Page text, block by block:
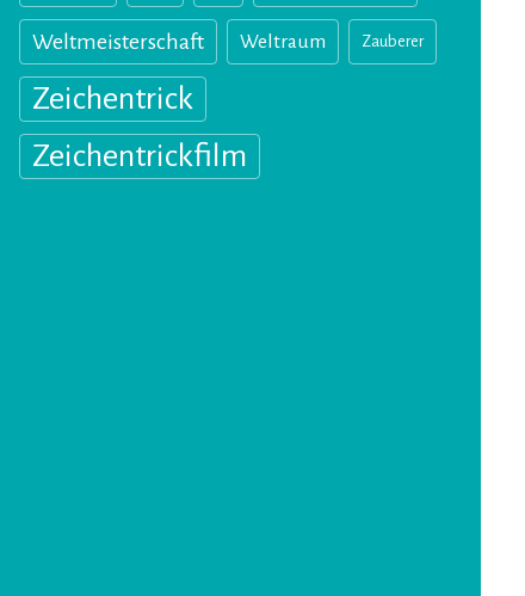
Weltmeisterschaft Weltraum Zauberer
Zeichentrick
Zeichentrickfilm